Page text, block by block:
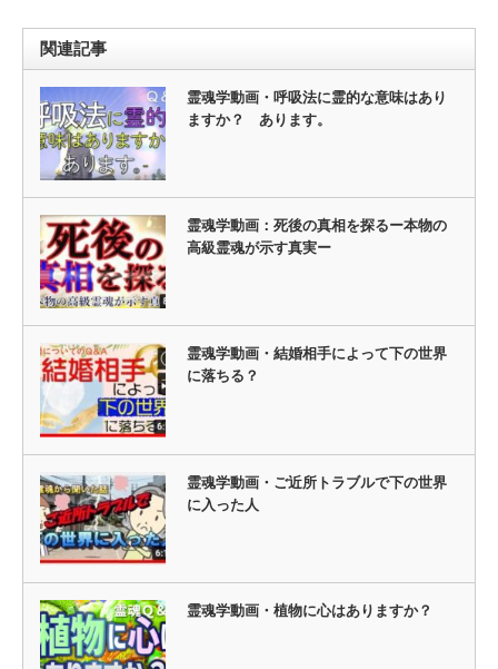
関連記事
霊魂学動画・呼吸法に霊的な意味はあり
ますか？ あります。
霊魂学動画：死後の真相を探るー本物の
高級霊魂が示す真実ー
霊魂学動画・結婚相手によって下の世界
に落ちる？
霊魂学動画・ご近所トラブルで下の世界
に入った人
霊魂学動画・植物に心はありますか？